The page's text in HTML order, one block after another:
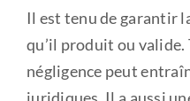
Il est tenu de garantir
qu’il produit ou valide.
négligence peut